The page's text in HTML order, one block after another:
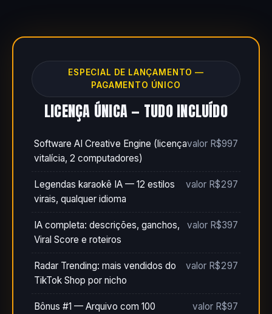
ESPECIAL DE LANÇAMENTO —
PAGAMENTO ÚNICO
LICENÇA ÚNICA — TUDO INCLUÍDO
Software AI Creative Engine (licença
vitalícia, 2 computadores)
valor R$997
Legendas karaokê IA — 12 estilos
virais, qualquer idioma
valor R$297
IA completa: descrições, ganchos,
Viral Score e roteiros
valor R$397
Radar Trending: mais vendidos do
TikTok Shop por nicho
valor R$297
Bônus #1 — Arquivo com 100 valor R$97